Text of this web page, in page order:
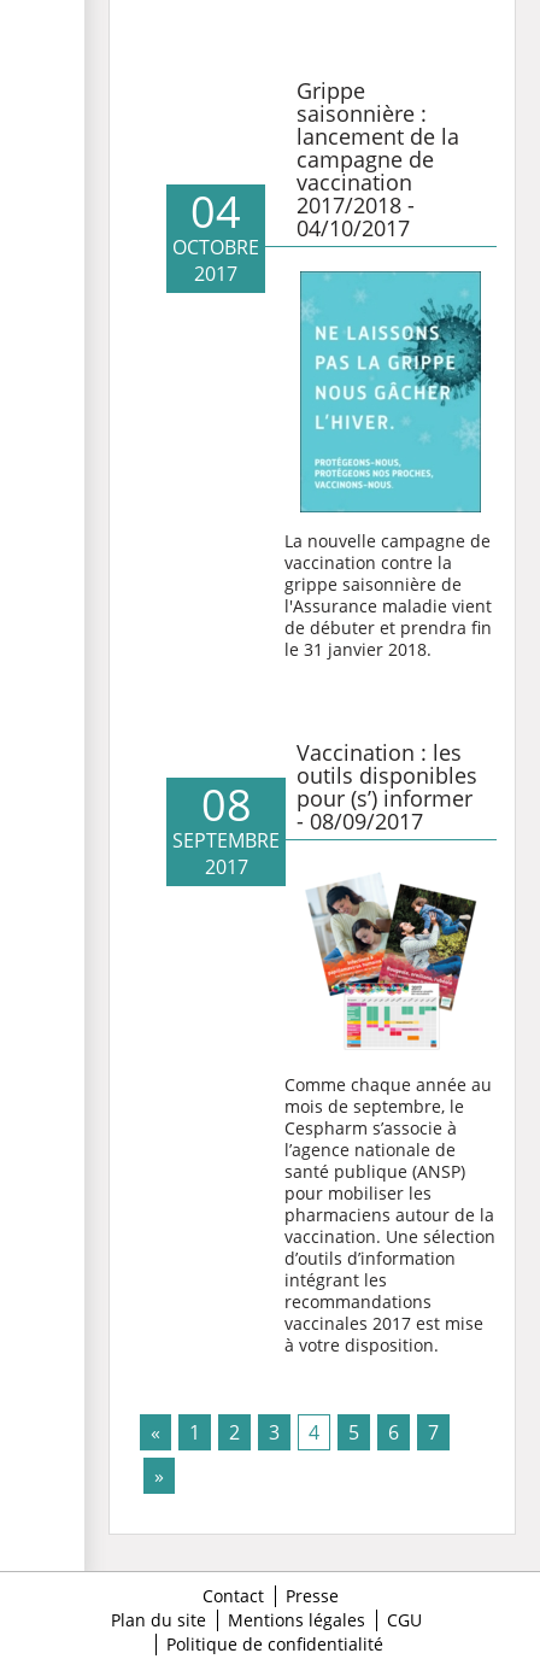
Grippe
saisonnière :
lancement de la
campagne de
vaccination
2017/2018 -
04/10/2017
04
OCTOBRE
2017
La nouvelle campagne de
vaccination contre la
grippe saisonnière de
l'Assurance maladie vient
de débuter et prendra fin
le 31 janvier 2018.
Vaccination : les
outils disponibles
pour (s’) informer
- 08/09/2017
08
SEPTEMBRE
2017
Comme chaque année au
mois de septembre, le
Cespharm s’associe à
l’agence nationale de
santé publique (ANSP)
pour mobiliser les
pharmaciens autour de la
vaccination. Une sélection
d’outils d’information
intégrant les
recommandations
vaccinales 2017 est mise
à votre disposition.
« 1 2 3 4(current)
5 6
7
»
Contact
Presse
Plan du site
Mentions légales
CGU
Politique de confidentialité